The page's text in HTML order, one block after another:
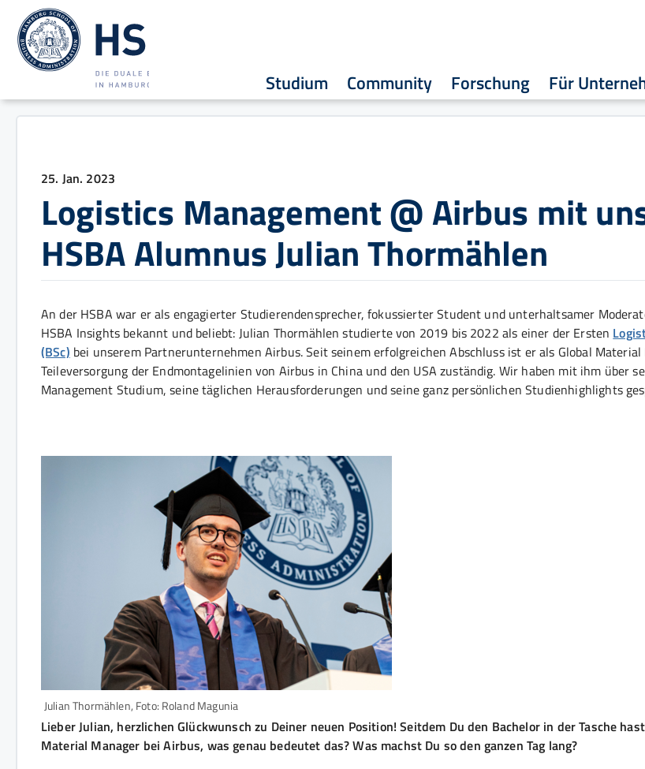
Studium Community Forschung Für
25. Jan. 2023
Logistics Management @ Airbus mit
HSBA Alumnus Julian Thormählen
An der HSBA war er als engagierter Studierendensprecher, fokussierter Student und unterhaltsamer
HSBA Insights bekannt und beliebt: Julian Thormählen studierte von 2019 bis 2022 als einer der Ersten
(BSc) bei unserem Partnerunternehmen Airbus. Seit seinem erfolgreichen Abschluss ist er als Global
Teileversorgung der Endmontagelinien von Airbus in China und den USA zuständig. Wir haben mit ihm über
Management Studium, seine täglichen Herausforderungen und seine ganz persönlichen Studienhighlights
Julian Thormählen, Foto: Roland Magunia
Lieber Julian, herzlichen Glückwunsch zu Deiner neuen Position! Seitdem Du den Bachelor in der Tasche
Material Manager bei Airbus, was genau bedeutet das? Was machst Du so den ganzen Tag lang?